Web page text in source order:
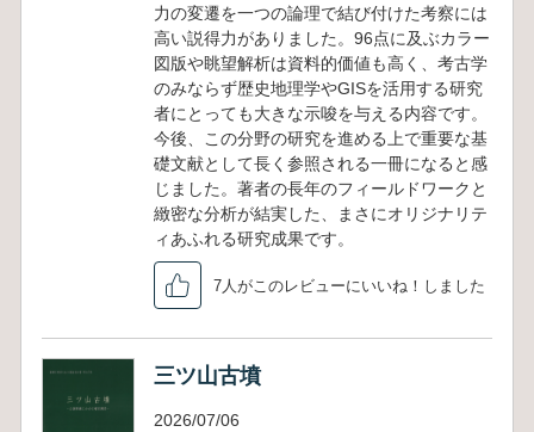
力の変遷を一つの論理で結び付けた考察には
高い説得力がありました。96点に及ぶカラー
図版や眺望解析は資料的価値も高く、考古学
のみならず歴史地理学やGISを活用する研究
者にとっても大きな示唆を与える内容です。
今後、この分野の研究を進める上で重要な基
礎文献として長く参照される一冊になると感
じました。著者の長年のフィールドワークと
緻密な分析が結実した、まさにオリジナリテ
ィあふれる研究成果です。
7人がこのレビューにいいね！しました
三ツ山古墳
2026/07/06